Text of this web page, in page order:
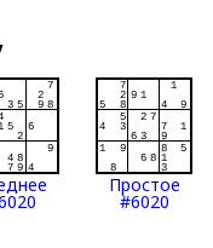
Простое
#6020